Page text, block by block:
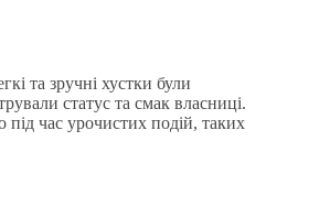
та зручні хустки були
статус та смак власниці.
час урочистих подій, таких